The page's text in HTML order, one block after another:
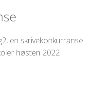
en skrivekonkurranse
høsten 2022